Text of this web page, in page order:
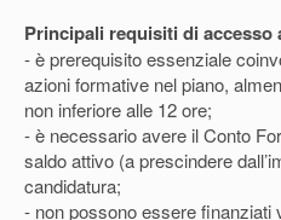
Principali requisiti di accesso
- è prerequisito essenziale
azioni formative nel piano,
non inferiore alle 12 ore;
- è necessario avere il Conto
saldo attivo (a prescindere
candidatura;
- non possono essere